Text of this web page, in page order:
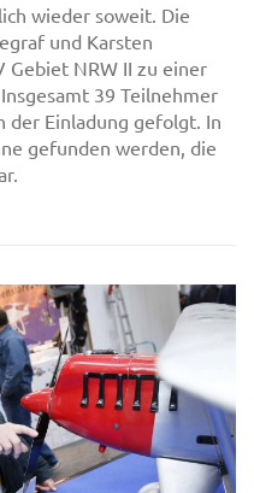
wieder soweit. Die
und Karsten
Gebiet NRW II zu einer
39 Teilnehmer
der Einladung gefolgt. In
gefunden werden, die